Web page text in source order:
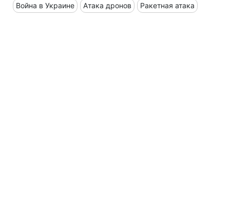
Война в Украине Атака дронов Ракетная атака